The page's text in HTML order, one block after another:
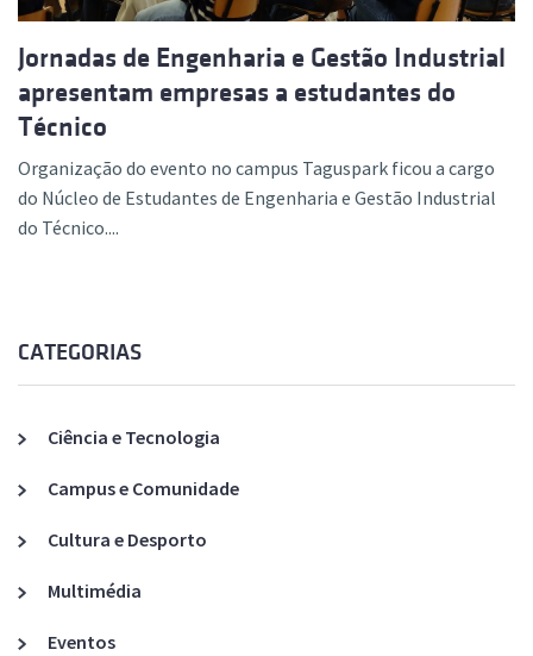
Jornadas de Engenharia e Gestão Industrial
apresentam empresas a estudantes do
Técnico
Organização do evento no campus Taguspark ficou a cargo
do Núcleo de Estudantes de Engenharia e Gestão Industrial
do Técnico....
CATEGORIAS
Ciência e Tecnologia
Campus e Comunidade
Cultura e Desporto
Multimédia
Eventos